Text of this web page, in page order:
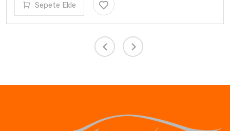
Sepete Ekle